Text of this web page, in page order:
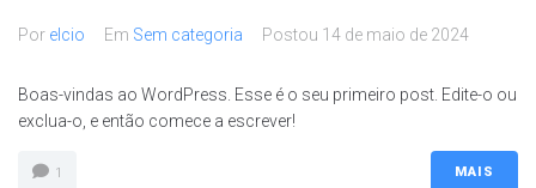
Por elcio Em Sem categoria Postou 14 de maio de 2024
Boas-vindas ao WordPress. Esse é o seu primeiro post. Edite-o ou
exclua-o, e então comece a escrever!
1 MAIS